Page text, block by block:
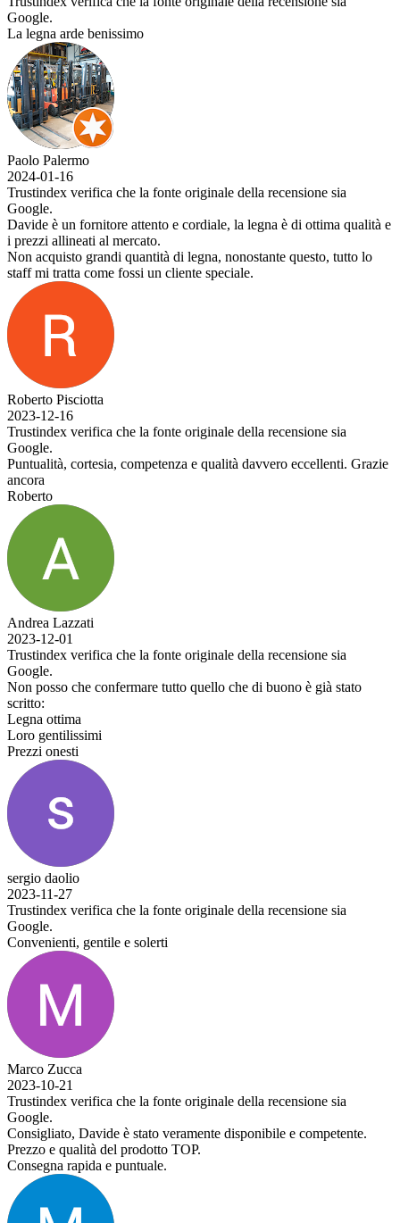
Google.
La legna arde benissimo
Paolo Palermo
2024-01-16
Trustindex verifica che la fonte originale della recensione sia
Google.
Davide è un fornitore attento e cordiale, la legna è di ottima qualità e
i prezzi allineati al mercato.
Non acquisto grandi quantità di legna, nonostante questo, tutto lo
staff mi tratta come fossi un cliente speciale.
Roberto Pisciotta
2023-12-16
Trustindex verifica che la fonte originale della recensione sia
Google.
Puntualità, cortesia, competenza e qualità davvero eccellenti. Grazie
ancora
Roberto
Andrea Lazzati
2023-12-01
Trustindex verifica che la fonte originale della recensione sia
Google.
Non posso che confermare tutto quello che di buono è già stato
scritto:
Legna ottima
Loro gentilissimi
Prezzi onesti
sergio daolio
2023-11-27
Trustindex verifica che la fonte originale della recensione sia
Google.
Convenienti, gentile e solerti
Marco Zucca
2023-10-21
Trustindex verifica che la fonte originale della recensione sia
Google.
Consigliato, Davide è stato veramente disponibile e competente.
Prezzo e qualità del prodotto TOP.
Consegna rapida e puntuale.